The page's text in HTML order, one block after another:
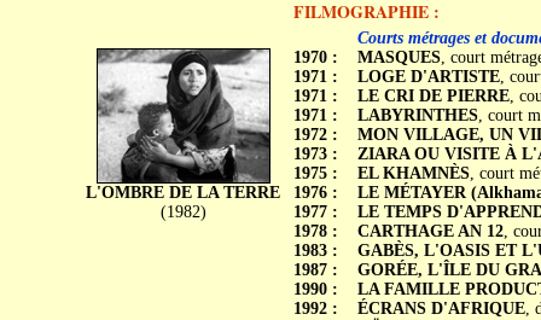
FILMOGRAPHIE :
L'OMBRE DE LA TERRE
(1982)
1970 :
1971 :
1971 :
1971 :
1972 :
1973 :
1975 :
1976 :
1977 :
1978 :
1983 :
1987 :
1990 :
1992 :
Courts métrages et
MASQUES, court
LOGE D'ARTISTE,
LE CRI DE PIERRE,
LABYRINTHES, court
MON VILLAGE, UN
ZIARA OU VISITE À
EL KHAMNÈS, court
LE MÉTAYER
LE TEMPS
CARTHAGE AN 12,
GABÈS, L'OASIS ET
GORÉE, L'ÎLE DU
LA FAMILLE
ÉCRANS D'AFRIQUE,